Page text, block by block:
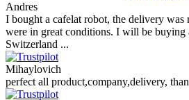
Andres
I bought a cafelat robot, the delivery was
were in great conditions. I will be buying
Switzerland ...
Mihaylovich
perfect all product,company,delivery,